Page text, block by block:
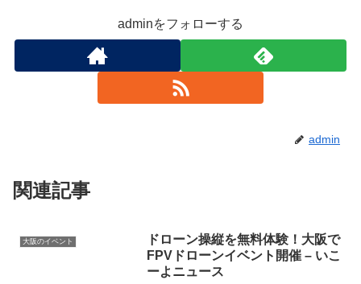
adminをフォローする
admin
関連記事
大阪のイベント ドローン操縦を無料体験！ 大阪で
FPVドローンイベント 開催 – いこ
ーよニュース